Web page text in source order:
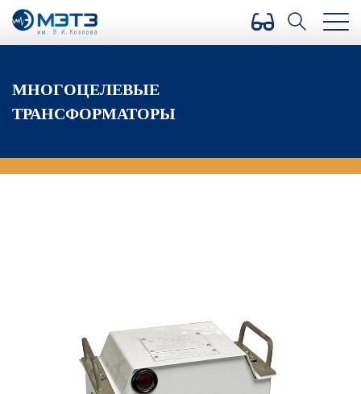
Версия для слабовидящих
МНОГОЦЕЛЕВЫЕ
ТРАНСФОРМАТОРЫ